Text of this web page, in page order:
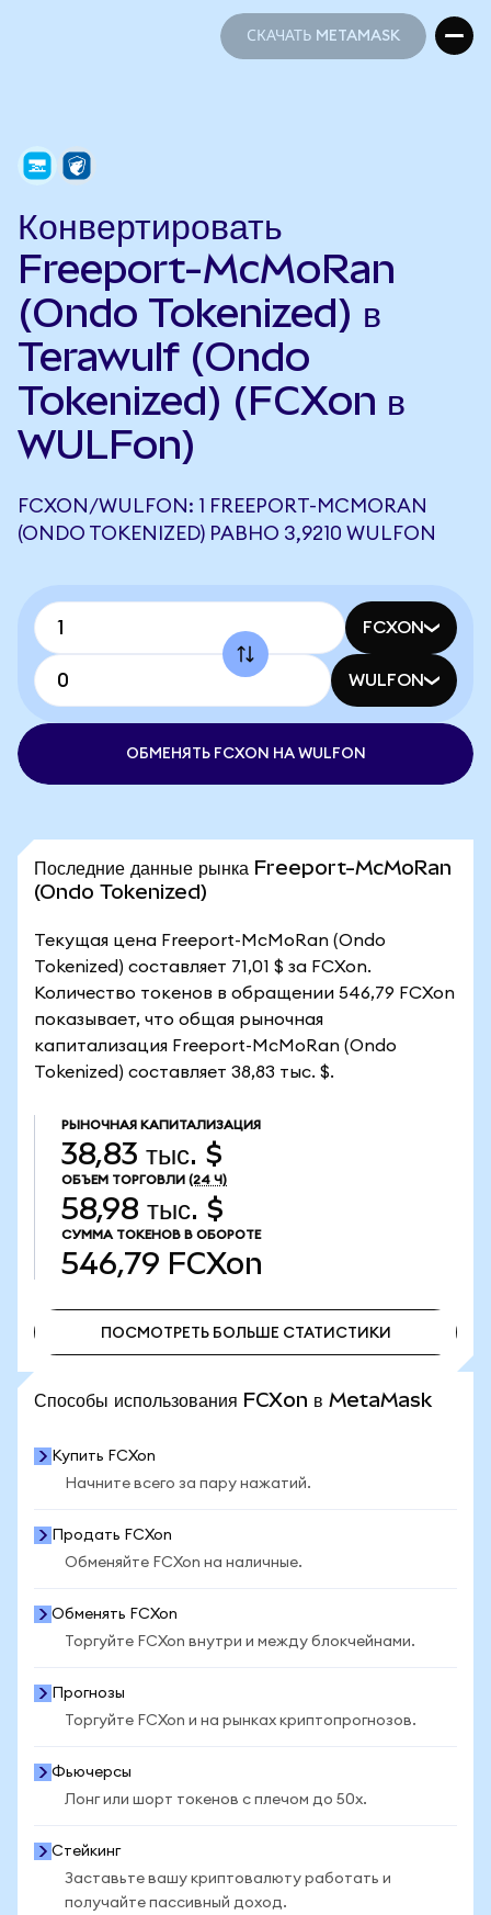
СКАЧАТЬ METAMASK
Конвертировать
Freeport-McMoRan
(Ondo Tokenized) в
Terawulf (Ondo
Tokenized) (FCXon в
WULFon)
FCXON/WULFON: 1 FREEPORT-MCMORAN
(ONDO TOKENIZED) РАВНО 3,9210 WULFON
FCXON
WULFON
ОБМЕНЯТЬ FCXON НА WULFON
Последние данные рынка Freeport-McMoRan
(Ondo Tokenized)
Текущая цена Freeport-McMoRan (Ondo
Tokenized) составляет 71,01 $ за FCXon.
Количество токенов в обращении 546,79 FCXon
показывает, что общая рыночная
капитализация Freeport-McMoRan (Ondo
Tokenized) составляет 38,83 тыс. $.
РЫНОЧНАЯ КАПИТАЛИЗАЦИЯ
38,83 тыс. $
ОБЪЕМ ТОРГОВЛИ (24 Ч)
58,98 тыс. $
СУММА ТОКЕНОВ В ОБОРОТЕ
546,79 FCXon
ПОСМОТРЕТЬ БОЛЬШЕ СТАТИСТИКИ
Способы использования FCXon в MetaMask
Купить FCXon
Начните всего за пару нажатий.
Продать FCXon
Обменяйте FCXon на наличные.
Обменять FCXon
Торгуйте FCXon внутри и между блокчейнами.
Прогнозы
Торгуйте FCXon и на рынках криптопрогнозов.
Фьючерсы
Лонг или шорт токенов с плечом до 50x.
Стейкинг
Заставьте вашу криптовалюту работать и
получайте пассивный доход.